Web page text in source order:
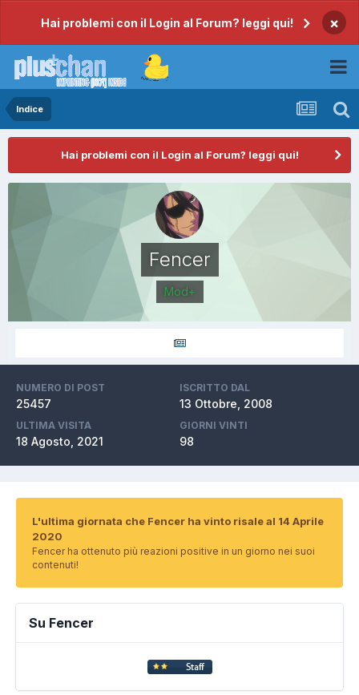
Hai problemi con il Login al Forum? leggi qui! ×
Indice
Hai problemi con il Login al Forum? leggi qui!
Fencer
Mod+
NUMERO DI POST
25457
ISCRITTO DAL
13 Ottobre, 2008
ULTIMA VISITA
18 Agosto, 2021
GIORNI VINTI
98
L'ultima giornata che Fencer ha vinto risale al 14 Aprile
2020
Fencer ha ottenuto più reazioni positive in un giorno nei suoi
contenuti!
Su Fencer